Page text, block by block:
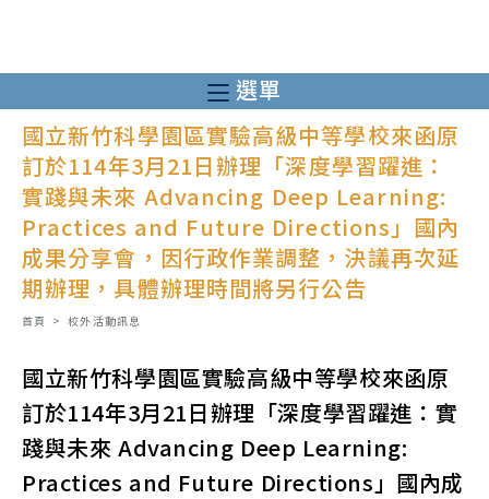
至
主
容
選單
國立新竹科學園區實驗高級中等學校來函原
訂於114年3月21日辦理「深度學習躍進：
實踐與未來 Advancing Deep Learning:
Practices and Future Directions」國內
成果分享會，因行政作業調整，決議再次延
期辦理，具體辦理時間將另行公告
首頁 > 校外活動訊息
國立新竹科學園區實驗高級中等學校來函原
訂於114年3月21日辦理「深度學習躍進：實
踐與未來 Advancing Deep Learning:
Practices and Future Directions」國內成